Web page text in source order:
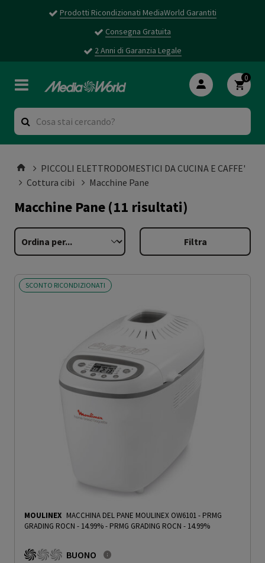
Prodotti Ricondizionati MediaWorld Garantiti
Consegna Gratuita
2 Anni di Garanzia Legale
0
PICCOLI ELETTRODOMESTICI DA CUCINA E CAFFE'
Cottura cibi
Macchine Pane
Macchine Pane(11 risultati)
Filtra
SCONTO RICONDIZIONATI
MOULINEX MACCHINA DEL PANE MOULINEX OW6101 - PRMG
GRADING ROCN - 14.99%- PRMG GRADING ROCN - 14.99%
BUONO